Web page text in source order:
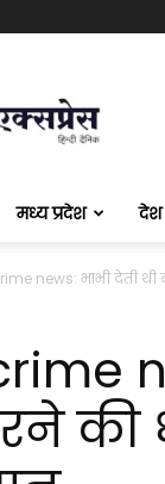
मध्य प्रदेश देश
news: भाभी देती
की